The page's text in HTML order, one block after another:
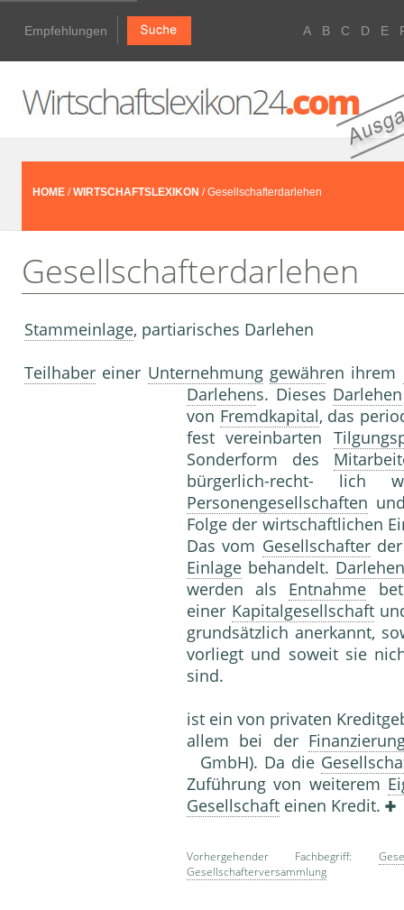
Empfehlungen A B C D E
HOME /WIRTSCHAFTSLEXIKON / Gesellschafterdarlehen
Gesellschafterdarlehen
Stammeinlage, partiarisches Darlehen
Teilhaber einer Unternehmung gewähren ihrem
Darlehens. Dieses Darlehen
von Fremdkapital, das
fest vereinbarten
Sonderform des
bürgerlich-recht- lich
Personengesellschaften
Folge der wirtschaftlichen
Das vom Gesellschafter
Einlage behandelt. Darlehen
werden als Entnahme
einer Kapitalgesellschaft
grundsätzlich anerkannt,
vorliegt und soweit sie
sind.
ist ein von privaten
allem bei der
GmbH). Da die
Zuführung von weiterem
Gesellschaft einen Kre­dit.
Vorhergehender Fachbegriff:
Gesellschafterversammlung